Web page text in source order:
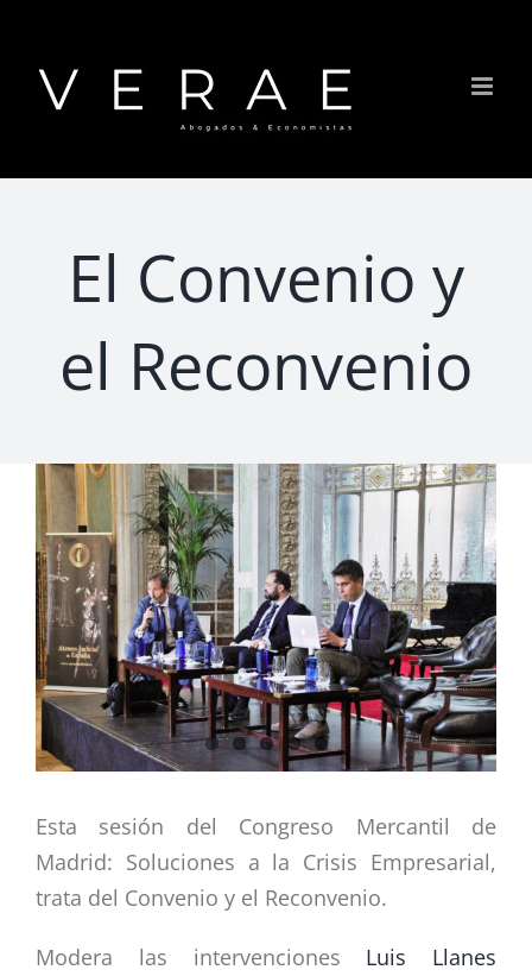
contenido
El Convenio y
el Reconvenio
Ver
imagen
más
grande
Esta sesión del Congreso Mercantil de
Madrid: Soluciones a la Crisis Empresarial,
trata del Convenio y el Reconvenio.
Modera las intervenciones Luis Llanes